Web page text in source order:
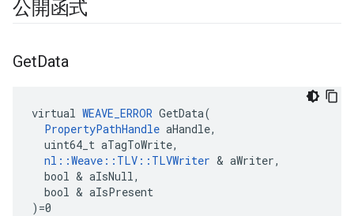
公開函式
GetData
virtual WEAVE_ERROR GetData(
PropertyPathHandle aHandle,
  uint64_t aTagToWrite,
nl::Weave::TLV::TLVWriter & aWriter,
  bool & aIsNull,
  bool & aIsPresent
)=0